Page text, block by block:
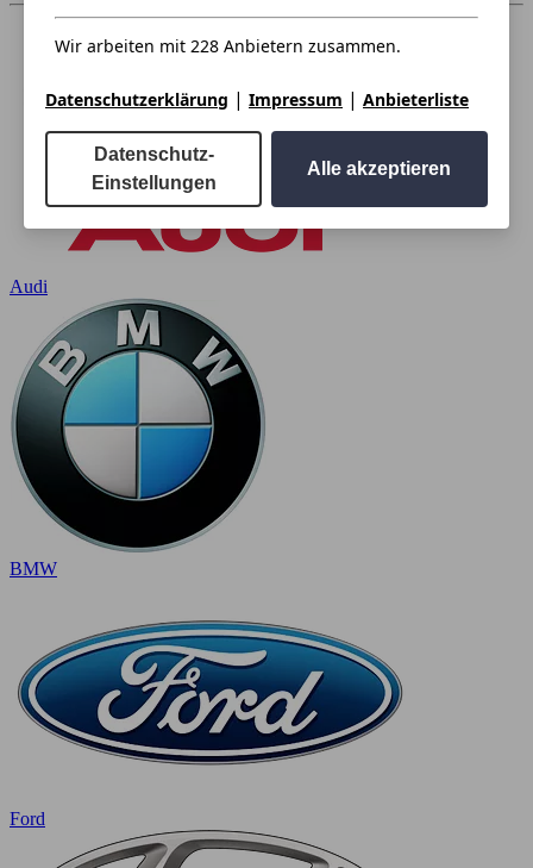
Audi
BMW
Ford
Wir arbeiten mit 228 Anbietern zusammen.
Datenschutzerklärung | Impressum | Anbieterliste
Datenschutz-
Einstellungen
Alle akzeptieren